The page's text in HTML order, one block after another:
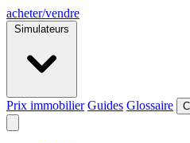
acheter/vendre
Simulateurs
Prix immobilier Guides Glossaire